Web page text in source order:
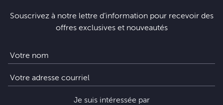
Souscrivez à notre lettre d’information pour recevoir des
offres exclusives et nouveautés
Je suis intéressée par